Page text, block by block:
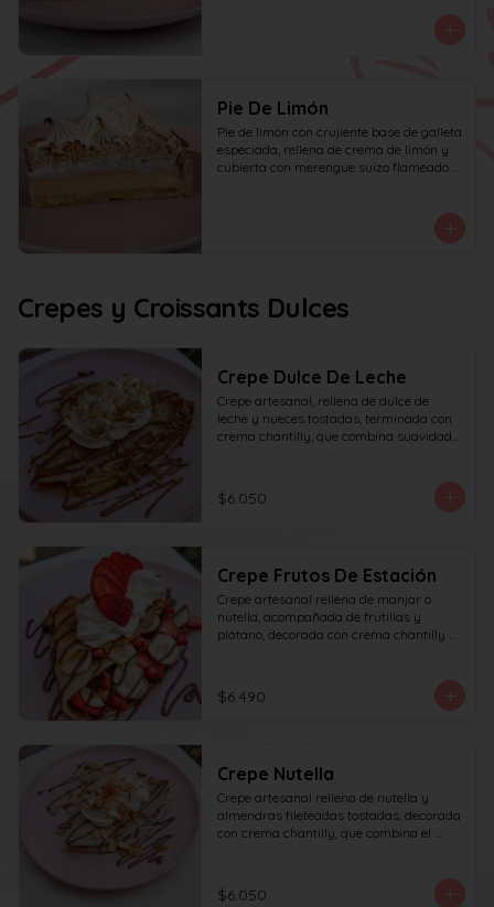
Pie De Limón
Pie de limón con crujiente base de galleta
especiada, rellena de crema de limón y
cubierta con merengue suizo flameado.
Crepes y Croissants Dulces
Crepe Dulce De Leche
Crepe artesanal, rellena de dulce de
leche y nueces tostadas, terminada con
crema chantilly, que combina suavidad
$6.050
Crepe Frutos De Estación
Crepe artesanal rellena de manjar o
nutella, acompañada de frutillas y
plátano, decorada con crema chantilly y
textura en cada bocado.
$6.490
Crepe Nutella
Crepe artesanal rellena de nutella y
almendras fileteadas tostadas, decorada
con crema chantilly, que combina el
bocado.
$6.050